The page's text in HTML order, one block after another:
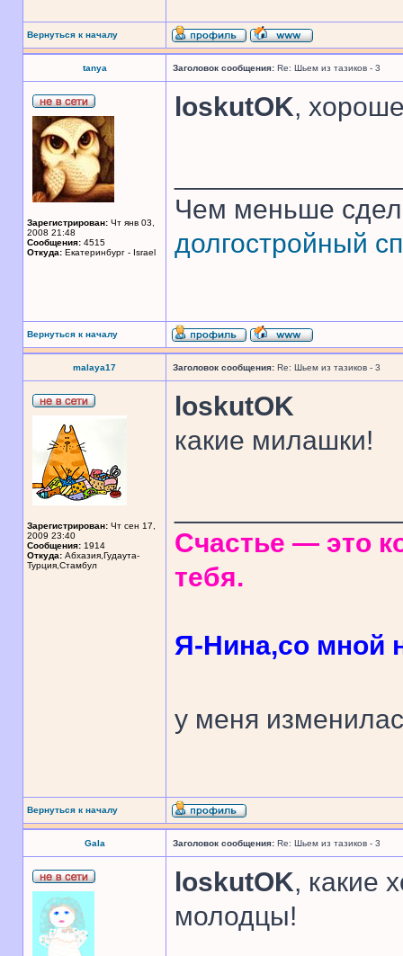
Вернуться к началу
tanya Заголовок сообщения: Re: Шьем из тазиков - 3
Зарегистрирован: Чт янв 03,
2008 21:48
Сообщения: 4515
Откуда: Екатеринбург - Israel
loskutOK,
Чем меньше
долгостройный
Вернуться к началу
malaya17 Заголовок сообщения: Re: Шьем из тазиков - 3
Зарегистрирован: Чт сен 17,
2009 23:40
Сообщения: 1914
Откуда: Абхазия,Гудаута-
Турция,Стамбул
loskutOK
какие милашки!
Счастье — это
тебя.
Я-Нина,со мной
у меня
Вернуться к началу
Gala Заголовок сообщения: Re: Шьем из тазиков - 3
loskutOK, какие
молодцы!